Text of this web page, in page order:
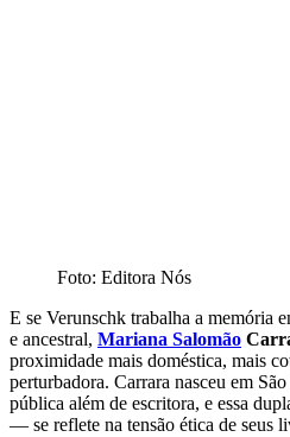
Foto: Editora Nós
E se Verunschk trabalha a memória
e ancestral, Mariana Salomão
proximidade mais doméstica, mais
perturbadora. Carrara nasceu em
pública além de escritora, e essa
— se reflete na tensão ética de seus